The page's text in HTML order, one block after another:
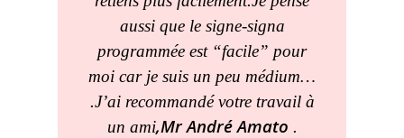
aussi que le signe-signa
programmée est “facile” pour
moi car je suis un peu médium…
.J’ai recommandé votre travail à
un ami,Mr André Amato .